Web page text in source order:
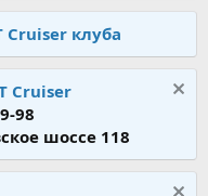
Cruiser клуба
Cruiser
98
шоссе 118